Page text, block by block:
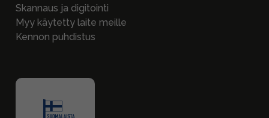
Skannaus ja digitointi
Myy käytetty laite meille
Kennon puhdistus